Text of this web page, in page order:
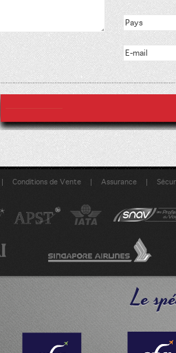
| Conditions de Vente | Assurance |
Le